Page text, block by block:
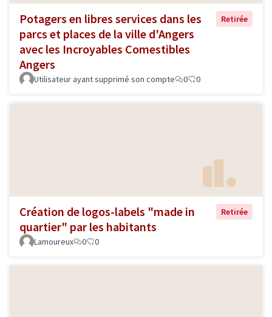
Potagers en libres services dans les
parcs et places de la ville d'Angers
avec les Incroyables Comestibles
Angers
Retirée
Utilisateur ayant supprimé son compte 0 0
Création de logos-labels "made in
quartier" par les habitants
Retirée
Lamoureux 0 0